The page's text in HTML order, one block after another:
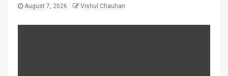
August 7, 2026 Vishul Chauhan